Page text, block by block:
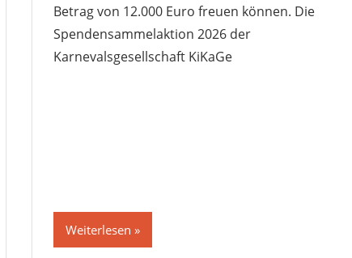
Betrag von 12.000 Euro freuen können. Die
Spendensammelaktion 2026 der
Karnevalsgesellschaft KiKaGe
Weiterlesen